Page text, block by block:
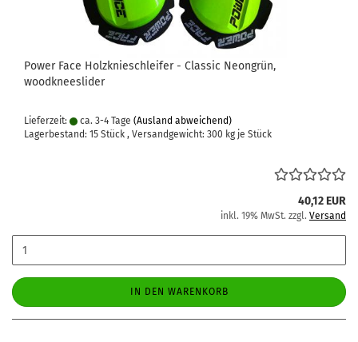
Power Face Holzknieschleifer - Classic Neongrün,
woodkneeslider
Lieferzeit: ca. 3-4 Tage (Ausland abweichend)
Lagerbestand: 15 Stück , Versandgewicht: 300 kg je Stück
40,12 EUR
inkl. 19% MwSt. zzgl. Versand
IN DEN WARENKORB